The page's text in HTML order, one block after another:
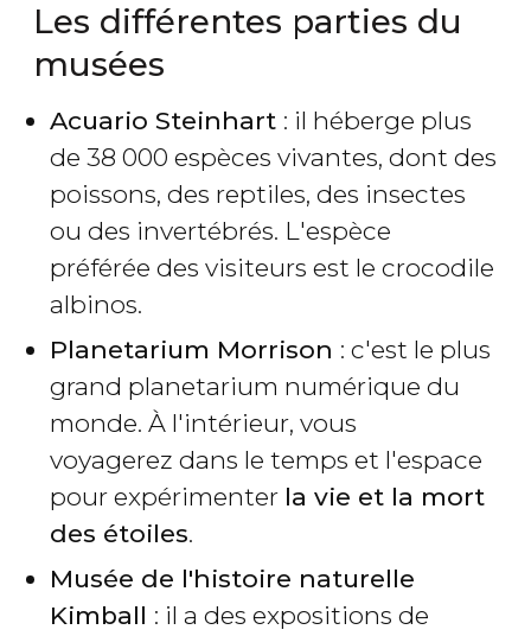
Les différentes parties du
musées
Acuario Steinhart : il héberge plus
de 38 000 espèces vivantes, dont des
poissons, des reptiles, des insectes
ou des invertébrés. L'espèce
préférée des visiteurs est le crocodile
albinos.
Planetarium Morrison : c'est le plus
grand planetarium numérique du
monde. À l'intérieur, vous
voyagerez dans le temps et l'espace
pour expérimenter la vie et la mort
des étoiles.
Musée de l'histoire naturelle
Kimball : il a des expositions de